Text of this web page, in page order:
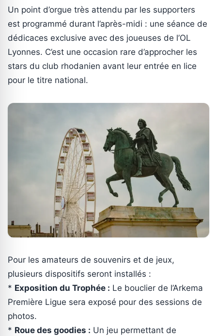
Un point d’orgue très attendu par les supporters
est programmé durant l’après-midi : une séance de
dédicaces exclusive avec des joueuses de l’OL
Lyonnes. C’est une occasion rare d’approcher les
stars du club rhodanien avant leur entrée en lice
pour le titre national.
Pour les amateurs de souvenirs et de jeux,
plusieurs dispositifs seront installés :
* Exposition du Trophée : Le bouclier de l’Arkema
Première Ligue sera exposé pour des sessions de
photos.
* Roue des goodies : Un jeu permettant de